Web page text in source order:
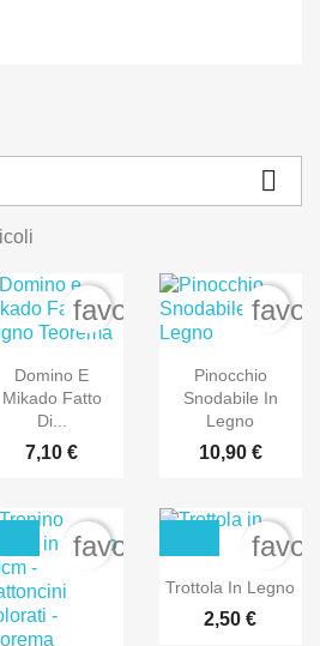

Domino E
Mikado Fatto
Di...
7,10 €
favorite_border
Pinocchio
Snodabile In
Legno
10,90 €
favorite_border
Trottola In Legno
2,50 €